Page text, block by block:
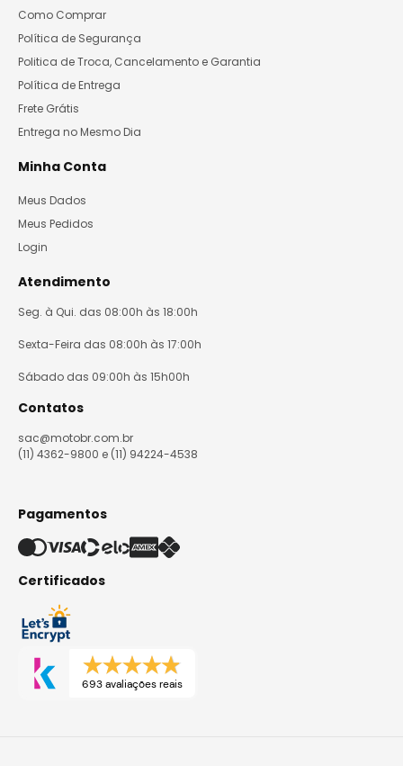
Como Comprar
Política de Segurança
Politica de Troca, Cancelamento e Garantia
Política de Entrega
Frete Grátis
Entrega no Mesmo Dia
Minha Conta
Meus Dados
Meus Pedidos
Login
Atendimento
Seg. à Qui. das 08:00h às 18:00h
Sexta-Feira das 08:00h às 17:00h
Sábado das 09:00h às 15h00h
Contatos
sac@motobr.com.br
(11) 4362-9800 e (11) 94224-4538
Pagamentos
Certificados
693 avaliações reais